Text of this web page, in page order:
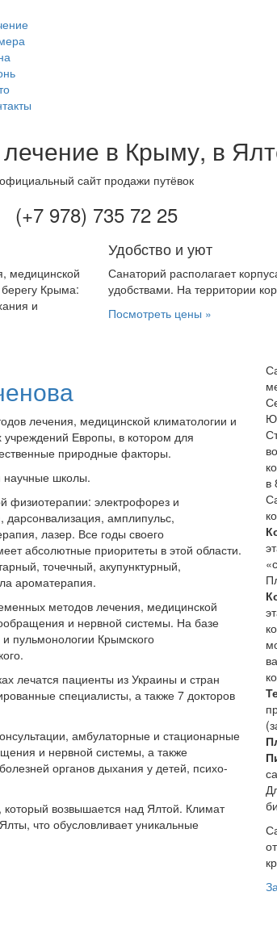
меню
в Крыму, в
официальный сайт продажи путёвок
(+7 978) 735 72 25
медицинской
Крыма:
и
Удобство и уют
Санаторий располагает
удобствами. На территории
Посмотреть цены »
лечения, медицинской климатологии и
Европы, в котором для
природные факторы.
научные школы.
физиотерапии: электрофорез и
дарсонвализация, амплипульс,
лазер. Все годы своего
абсолютные приоритеты в этой области.
точечный, акупунктурный,
ароматерапия.
методов лечения, медицинской
и нервной системы. На базе
пульмонологии Крымского
лечатся пациенты из Украины и стран
специалисты, а также 7 докторов
амбулаторные и стационарные
и нервной системы, а также
органов дыхания у детей, психо-
возвышается над Ялтой. Климат
что обусловливает уникальные
в